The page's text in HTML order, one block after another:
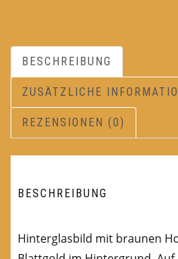
BESCHREIBUNG
ZUSÄTZLICHE
REZENSIONEN (0)
BESCHREIBUNG
Hinterglasbild mit braunen